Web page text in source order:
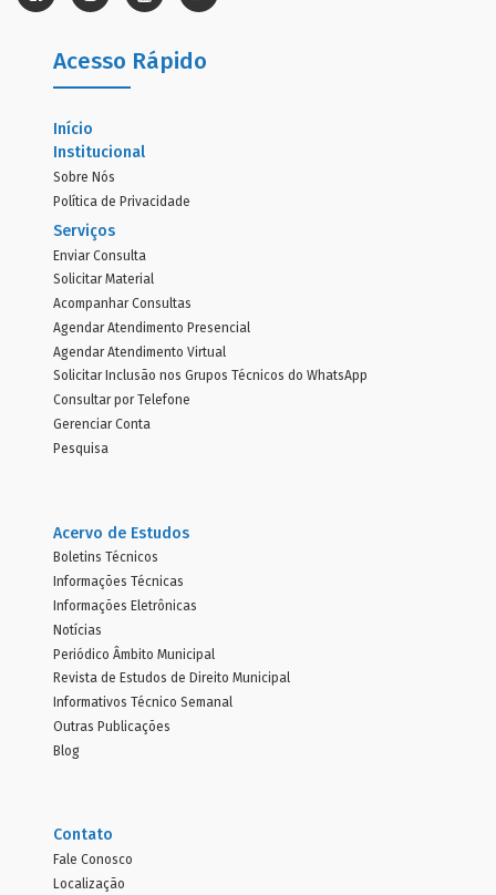
Acesso Rápido
Início
Institucional
Sobre Nós
Política de Privacidade
Serviços
Enviar Consulta
Solicitar Material
Acompanhar Consultas
Agendar Atendimento Presencial
Agendar Atendimento Virtual
Solicitar Inclusão nos Grupos Técnicos do WhatsApp
Consultar por Telefone
Gerenciar Conta
Pesquisa
Acervo de Estudos
Boletins Técnicos
Informações Técnicas
Informações Eletrônicas
Notícias
Periódico Âmbito Municipal
Revista de Estudos de Direito Municipal
Informativos Técnico Semanal
Outras Publicações
Blog
Contato
Fale Conosco
Localização